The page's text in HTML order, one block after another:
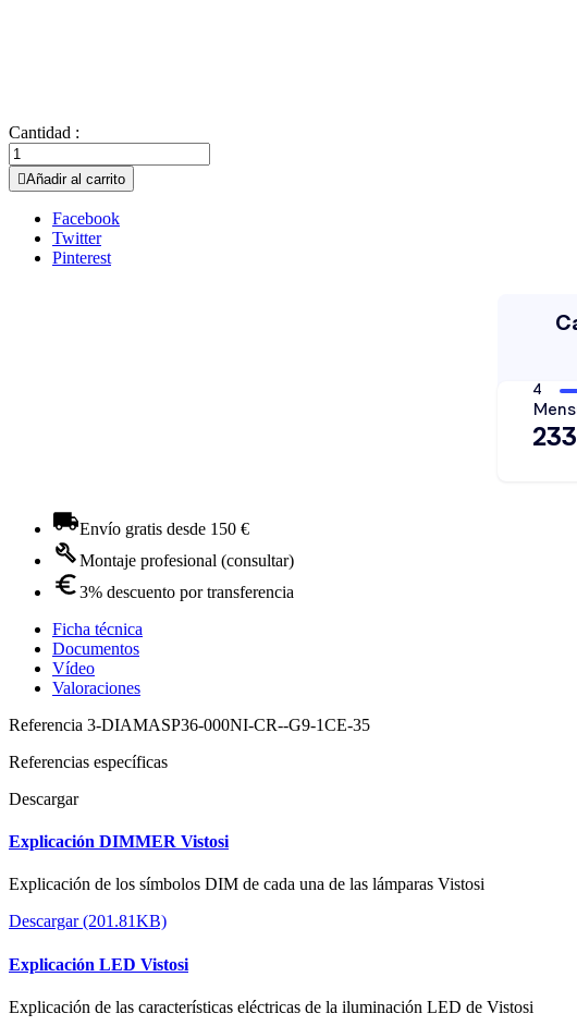
Cantidad :
Añadir al carrito
Facebook
Twitter
Pinterest
Envío gratis desde 150 €
Montaje profesional (consultar)
3% descuento por transferencia
Ficha técnica
Documentos
Vídeo
Valoraciones
Referencia 3-DIAMASP36-000NI-CR--G9-1CE-35
Referencias específicas
Descargar
Explicación DIMMER Vistosi
Explicación de los símbolos DIM de cada una de las lámparas Vistosi
Descargar (201.81KB)
Explicación LED Vistosi
Explicación de las características eléctricas de la iluminación LED de Vistosi